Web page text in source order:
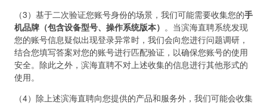
（3）基于二次验证您账号身份的场景，我们可能需要收集您的手
机品牌（包含设备型号、操作系统版本） 。当滨海直聘系统发现
您的账号信息疑似出现登录异常时，我们会向您进行问题调研，
结合您填写答案对您的账号进行匹配验证，以确保您账号的使用
安全。除此之外，滨海直聘不对上述收集的信息进行其他形式的
使用。
（4）除上述滨海直聘向您提供的产品和服务外，我们可能会收集